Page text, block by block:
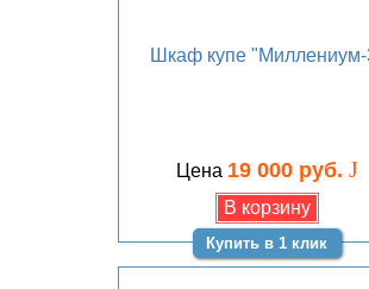
Шкаф купе "Миллениум-
Цена 19 000 руб. J
Купить в 1 клик